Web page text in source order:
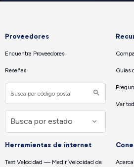
Proveedores
Encuentra Proveedores
Reseñas Guías
Ver
Herramientas de internet
Test Velocidad — Medir Velocidad de